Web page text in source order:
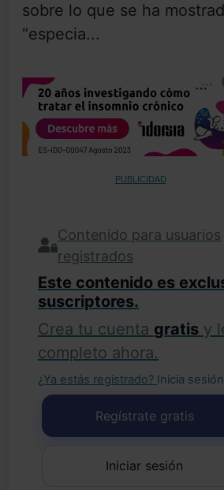
sobre lo que se ha
“especia...
PUBLICIDAD
Contenido para usuarios
registrados
Este contenido es
suscriptores.
Crea tu cuenta gratis y
completo ahora.
¿Ya estás registrado? Inicia
Regístrate gratis
Iniciar sesión